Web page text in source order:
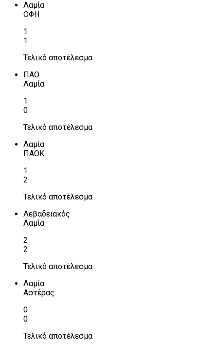
Λαμία
ΟΦΗ
1
1
Τελικό αποτέλεσμα
ΠΑΟ
Λαμία
1
0
Τελικό αποτέλεσμα
Λαμία
ΠΑΟΚ
1
2
Τελικό αποτέλεσμα
Λεβαδειακός
Λαμία
2
2
Τελικό αποτέλεσμα
Λαμία
Αστέρας
0
0
Τελικό αποτέλεσμα